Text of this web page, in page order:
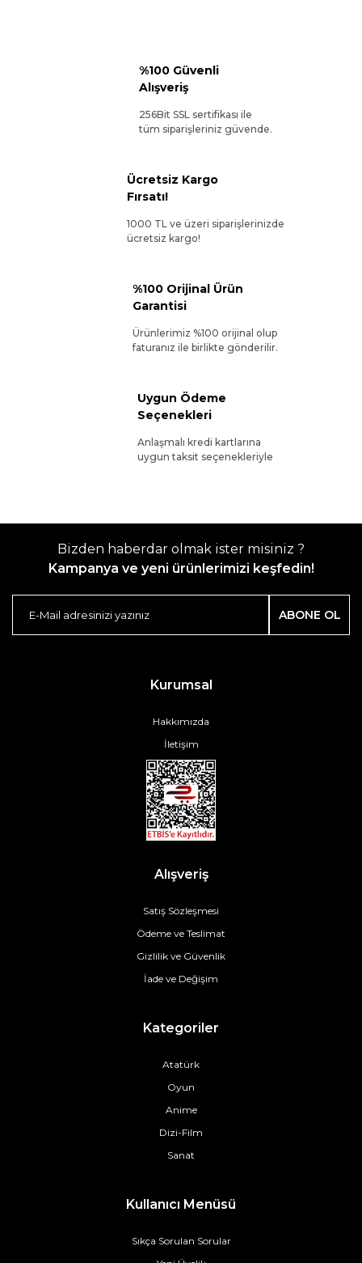
%100 Güvenli
Alışveriş
256Bit SSL sertifikası ile
tüm siparişleriniz güvende.
Ücretsiz Kargo
Fırsatı!
1000 TL ve üzeri siparişlerinizde
ücretsiz kargo!
%100 Orijinal Ürün
Garantisi
Ürünlerimiz %100 orijinal olup
faturanız ile birlikte gönderilir.
Uygun Ödeme
Seçenekleri
Anlaşmalı kredi kartlarına
uygun taksit seçenekleriyle
Bizden haberdar olmak ister misiniz ?
Kampanya ve yeni ürünlerimizi keşfedin!
ABONE OL
Kurumsal
Hakkımızda
İletişim
Alışveriş
Satış Sözleşmesi
Ödeme ve Teslimat
Gizlilik ve Güvenlik
İade ve Değişim
Kategoriler
Atatürk
Oyun
Anime
Dizi-Film
Sanat
Kullanıcı Menüsü
Sıkça Sorulan Sorular